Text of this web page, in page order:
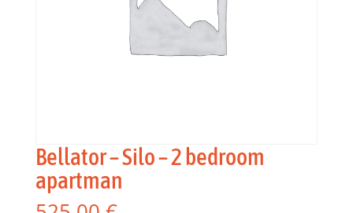
Bellator – Silo – 2 bedroom
apartman